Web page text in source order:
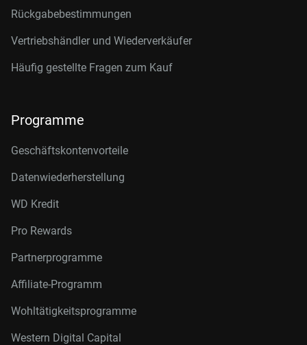
Rückgabebestimmungen
Vertriebshändler und Wiederverkäufer
Häufig gestellte Fragen zum Kauf
Programme
Geschäftskontenvorteile
Datenwiederherstellung
WD Kredit
Pro Rewards
Partnerprogramme
Affiliate-Programm
Wohltätigkeitsprogramme
Western Digital Capital